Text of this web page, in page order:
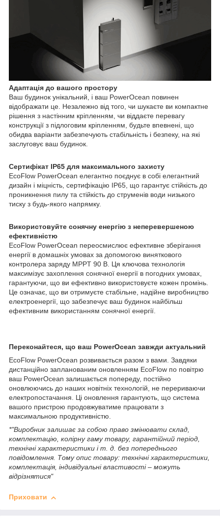
Адаптація до вашого простору
Ваш будинок унікальний, і ваш PowerOcean повинен
відображати це. Незалежно від того, чи шукаєте ви компактне
рішення з настінним кріпленням, чи віддаєте перевагу
конструкції з підлоговим кріпленням, будьте впевнені, що
обидва варіанти забезпечують стабільність і безпеку, на які
заслуговує ваш будинок.
Сертифікат IP65 для максимального захисту
EcoFlow PowerOcean елегантно поєднує в собі елегантний
дизайн і міцність, сертифікацію IP65, що гарантує стійкість до
проникнення пилу та стійкість до струменів води низького
тиску з будь-якого напрямку.
Використовуйте сонячну енергію з неперевершеною
ефективністю
EcoFlow PowerOcean переосмислює ефективне зберігання
енергії в домашніх умовах за допомогою виняткового
контролера заряду MPPT 90 В. Ця ключова технологія
максимізує захоплення сонячної енергії в погодних умовах,
гарантуючи, що ви ефективно використовуєте кожен промінь.
Це означає, що ви отримуєте стабільне, надійне виробництво
електроенергії, що забезпечує ваш будинок найбільш
ефективним використанням сонячної енергії.
Переконайтеся, що ваш PowerOcean завжди актуальний
EcoFlow PowerOcean розвивається разом з вами. Завдяки
дистанційно запланованим оновленням EcoFlow по повітрю
ваш PowerOcean залишається попереду, постійно
оновлюючись до наших новітніх технологій, не перериваючи
електропостачання. Ці оновлення гарантують, що система
вашого пристрою продовжуватиме працювати з
максимальною продуктивністю.
*"Виробник залишає за собою право змінювати склад,
комплектацію, колірну гаму товару, гарантійний період,
технічні характеристики і т. д. без попереднього
повідомлення. Тому опис товару: технічні характеристики,
комплектація, індивідуальні властивості – можуть
відрізнятися"
Приховати